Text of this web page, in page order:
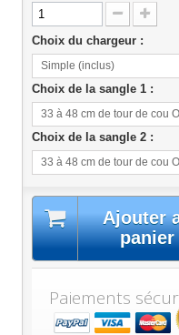
Choix du chargeur :
Simple (inclus)
Choix de la sangle 1 :
33 à 48 cm de tour de cou
Choix de la sangle 2 :
33 à 48 cm de tour de cou
Ajouter
panier
Paiements